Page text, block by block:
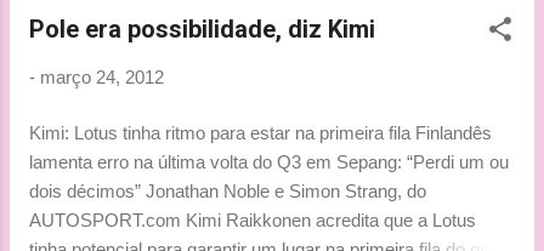
sábado, o bicampeão relatou ter tido
do carro da Red Bull com pneus médios. Por
final com os compostos duros, com o
objetivo de melhorar a performance, não por
estratégia. Ele chegou a melhorar sua própria
performance, mas não conseguiu passar do
Pole era possibilidade, diz Kimi
- março 24, 2012
Kimi: Lotus tinha ritmo para estar na primeira fila Finlandês
lamenta erro na última volta do Q3 em Sepang: “Perdi um ou
dois décimos” Jonathan Noble e Simon Strang, do
AUTOSPORT.com Kimi Raikkonen acredita que a Lotus